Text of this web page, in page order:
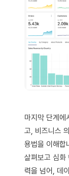
마지막 단계에
고, 비즈니스
용법을 이해합
살펴보고 심화
력을 넘어, 데